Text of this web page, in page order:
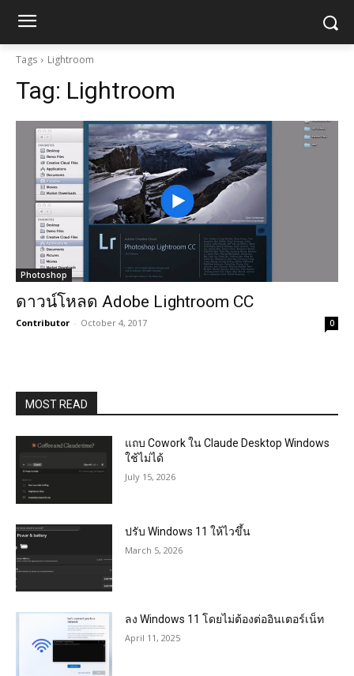
Tags Lightroom
Tag: Lightroom
Photoshop
ดาวน์โหลด Adobe Lightroom CC
Contributor - October 4, 2017 0
MOST READ
แถบ Cowork ใน Claude Desktop Windows
ใช้ไม่ได้
July 15, 2026
ปรับ Windows 11 ให้ไวขึ้น
March 5, 2026
ลง Windows 11 โดยไม่ต้องต่ออินเตอร์เน็ท
April 11, 2025